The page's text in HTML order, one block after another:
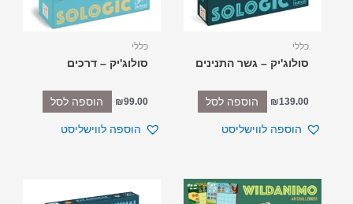
כללי
סולוג'יק – גשר התנינים
₪139.00 הוספה לסל
הוספה לווישליסט
כללי
סולוג'יק – דרכים
₪99.00 הוספה לסל
הוספה לווישליסט